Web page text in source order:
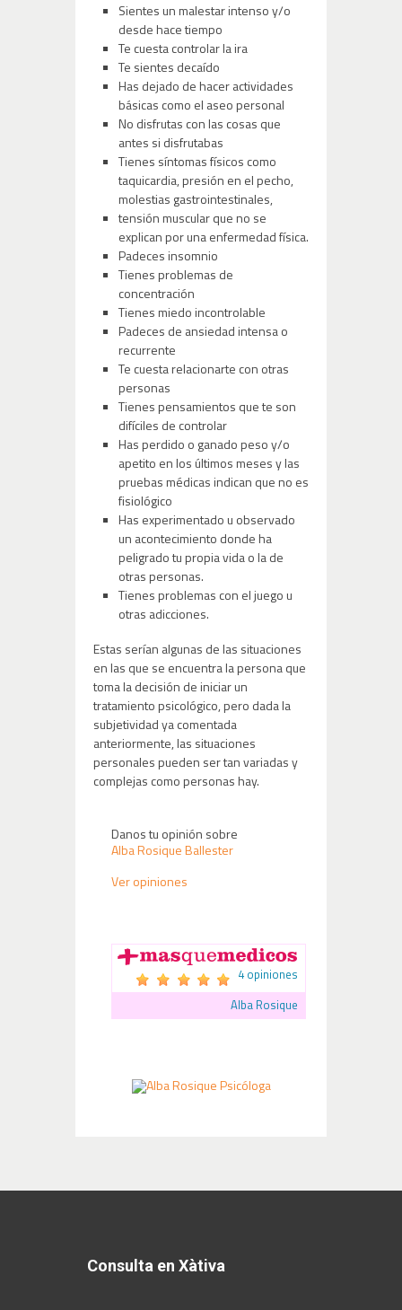
Sientes un malestar intenso y/o
desde hace tiempo
Te cuesta controlar la ira
Te sientes decaído
Has dejado de hacer actividades
básicas como el aseo personal
No disfrutas con las cosas que
antes si disfrutabas
Tienes síntomas físicos como
taquicardia, presión en el pecho,
molestias gastrointestinales,
tensión muscular que no se
explican por una enfermedad física.
Padeces insomnio
Tienes problemas de
concentración
Tienes miedo incontrolable
Padeces de ansiedad intensa o
recurrente
Te cuesta relacionarte con otras
personas
Tienes pensamientos que te son
difíciles de controlar
Has perdido o ganado peso y/o
apetito en los últimos meses y las
pruebas médicas indican que no es
fisiológico
Has experimentado u observado
un acontecimiento donde ha
peligrado tu propia vida o la de
otras personas.
Tienes problemas con el juego u
otras adicciones.
Estas serían algunas de las situaciones
en las que se encuentra la persona que
toma la decisión de iniciar un
tratamiento psicológico, pero dada la
subjetividad ya comentada
anteriormente, las situaciones
personales pueden ser tan variadas y
complejas como personas hay.
Danos tu opinión sobre
Alba Rosique Ballester
Ver opiniones
4 opiniones
Alba Rosique
Consulta en Xàtiva